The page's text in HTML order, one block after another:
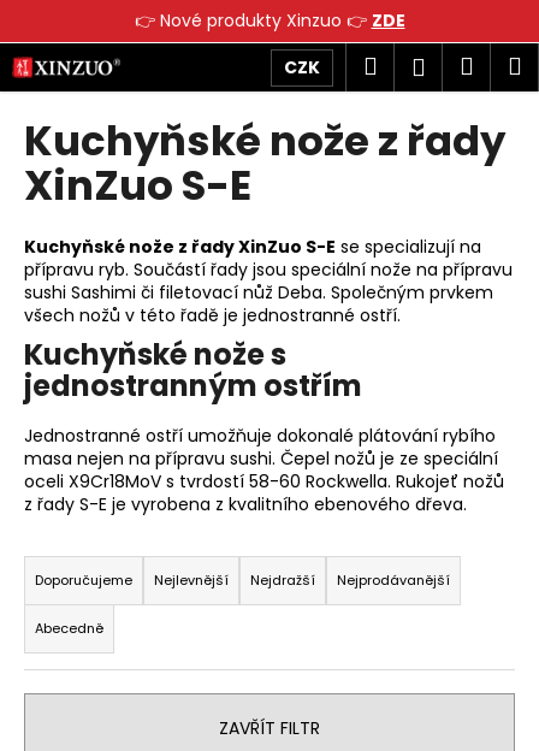
👉 Nové produkty Xinzuo 👉 ZDE
Přejít
na
obsah
CZK Hledat
Kuchyňské nože z řady
XinZuo S-E
Kuchyňské nože z řady XinZuo S-E se specializují na
přípravu ryb. Součástí řady jsou speciální nože na přípravu
sushi Sashimi či filetovací nůž Deba. Společným prvkem
všech nožů v této řadě je jednostranné ostří.
Kuchyňské nože s
jednostranným ostřím
Jednostranné ostří umožňuje dokonalé plátování rybího
masa nejen na přípravu sushi. Čepel nožů je ze speciální
oceli X9Cr18MoV s tvrdostí 58-60 Rockwella. Rukojeť nožů
z řady S-E je vyrobena z kvalitního ebenového dřeva.
Ř
a
z
e
n
Doporučujeme Nejlevnější Nejdražší Nejprodávanější
Abecedně
ZAVŘÍT FILTR
o
š Zpět
Zpět
C
o
p
t
ř
e
b
u
j
e
t
e
a
j
t
?